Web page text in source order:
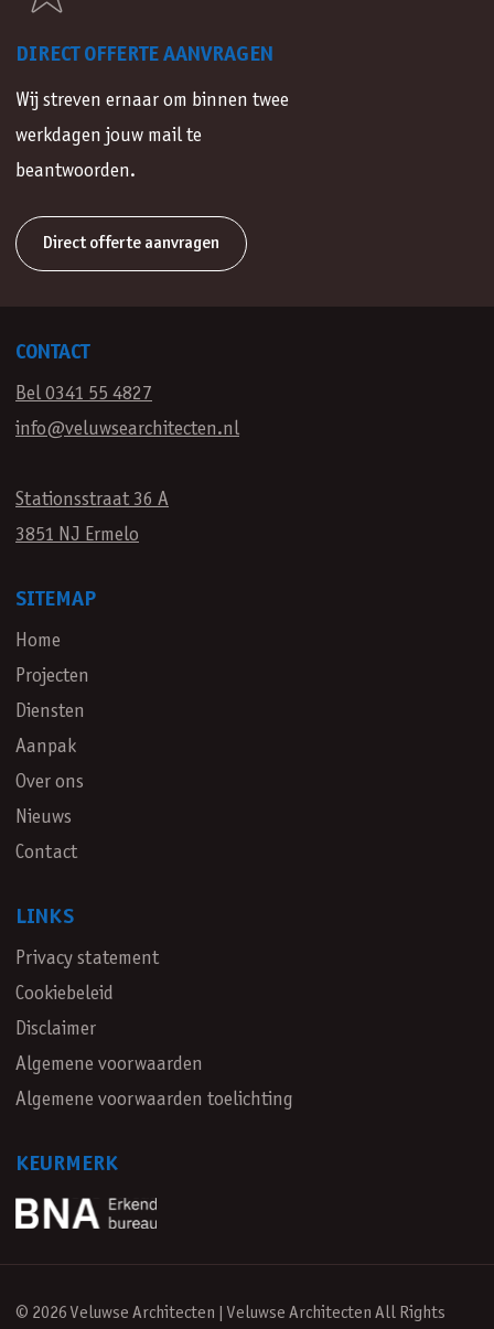
DIRECT OFFERTE AANVRAGEN
Wij streven ernaar om binnen twee
werkdagen jouw mail te
beantwoorden.
Direct offerte aanvragen
CONTACT
Bel 0341 55 4827
info@veluwsearchitecten.nl
Stationsstraat 36 A
3851 NJ Ermelo
SITEMAP
Home
Projecten
Diensten
Aanpak
Over ons
Nieuws
Contact
LINKS
Privacy statement
Cookiebeleid
Disclaimer
Algemene voorwaarden
Algemene voorwaarden toelichting
KEURMERK
© 2026 Veluwse Architecten | Veluwse Architecten All Rights